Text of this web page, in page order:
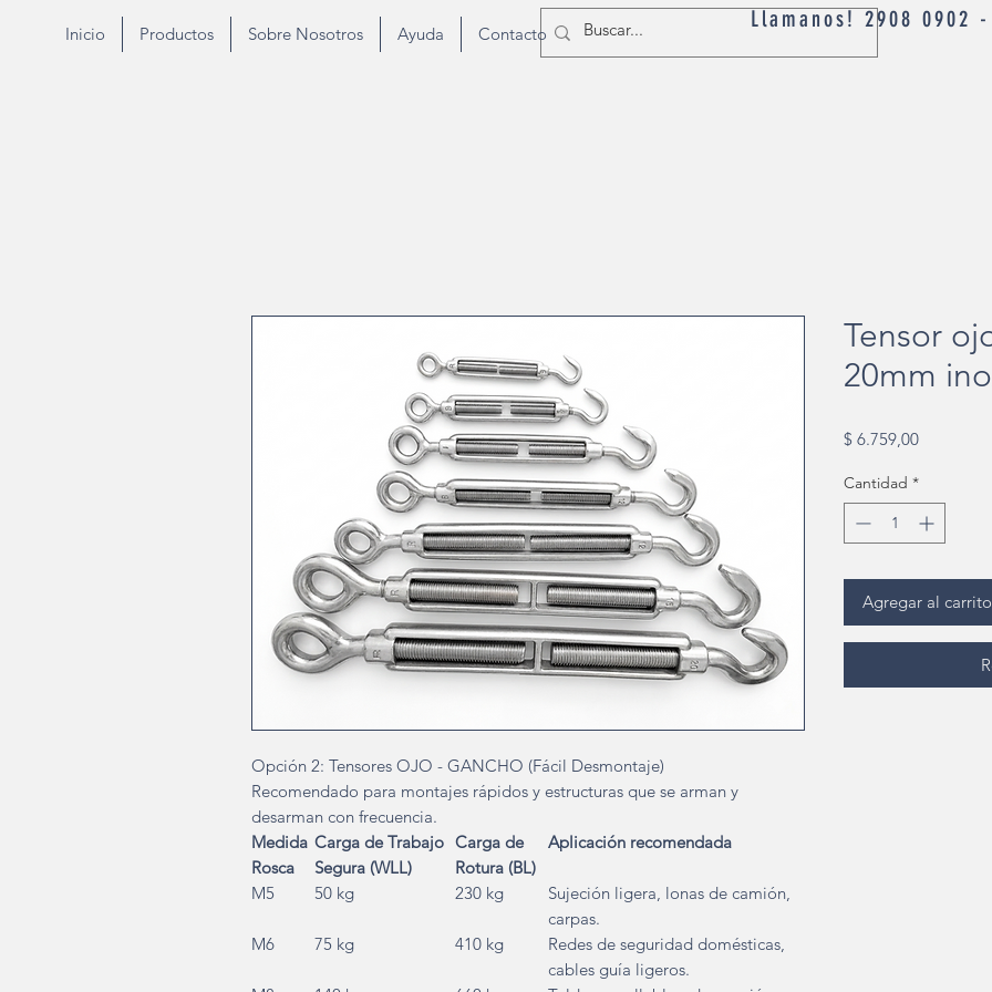
Inicio Productos Sobre Nosotros Ayuda Contacto
Llamanos! 2908 0902
Opción 2: Tensores OJO - GANCHO (Fácil Desmontaje)
Recomendado para montajes rápidos y estructuras que se arman y
desarman con frecuencia.
Medida
Rosca
Carga de Trabajo
Segura (WLL)
Carga de
Rotura (BL)
Aplicación recomendada
M5 50 kg 230 kg
Sujeción ligera, lonas de camión,
carpas.
M6
75 kg 410 kg
Redes de seguridad domésticas,
cables guía ligeros.
Tensor
20mm
$ 6.759,00Precio
Cantidad *
Agregar al carrito